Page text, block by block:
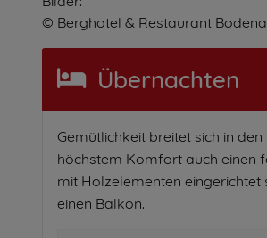
© Berghotel & Restaurant
Übernachten
Gemütlichkeit breitet sich in
höchstem Komfort auch einen
mit Holzelementen eingerichtet
einen Balkon.